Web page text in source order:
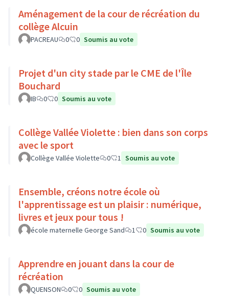
Aménagement de la cour de récréation du
collège Alcuin
PACREAU 0 0 Soumis au vote
Projet d'un city stade par le CME de l'Île
Bouchard
IB 0 0 Soumis au vote
Collège Vallée Violette : bien dans son corps
avec le sport
Collège Vallée Violette 0 1 Soumis au vote
Ensemble, créons notre école où
l'apprentissage est un plaisir : numérique,
livres et jeux pour tous !
école maternelle George Sand 1 0 Soumis au vote
Apprendre en jouant dans la cour de
récréation
QUENSON 0 0 Soumis au vote